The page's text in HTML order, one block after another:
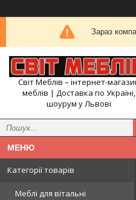
Зараз
Світ Меблів – інтернет-
меблів | Доставка по Україні,
шоурум у Львові
Категорії товарів
Меблі для вітальні